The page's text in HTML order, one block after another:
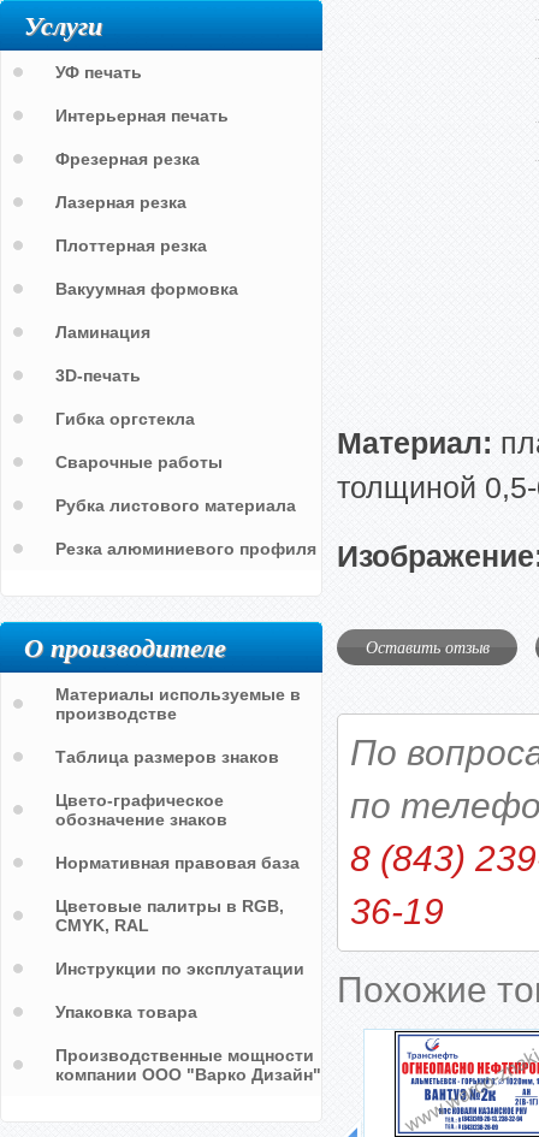
Материал:
толщиной
Оставить отзыв
По
по
8 (843)
36-19
Похожие
Услуги
УФ печать
Интерьерная печать
Фрезерная резка
Лазерная резка
Плоттерная резка
Вакуумная формовка
Ламинация
3D-печать
Гибка оргстекла
Сварочные работы
Рубка листового материала
Резка алюминиевого профиля
О производителе
Материалы используемые в
производстве
Таблица размеров знаков
Цвето-графическое
обозначение знаков
Нормативная правовая база
Цветовые палитры в RGB,
CMYK, RAL
Инструкции по эксплуатации
Упаковка товара
Производственные мощности
компании ООО "Варко Дизайн"